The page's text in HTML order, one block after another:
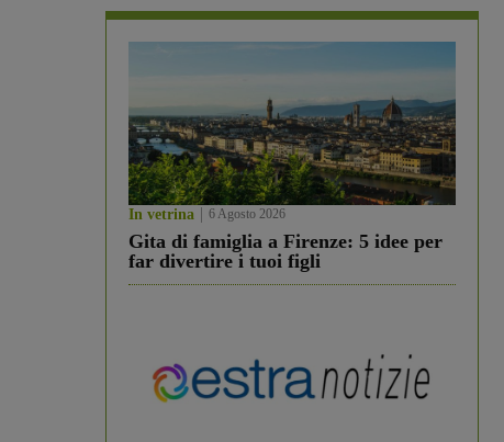
In vetrina 6 Agosto 2026
Gita di famiglia a Firenze: 5 idee per
far divertire i tuoi figli